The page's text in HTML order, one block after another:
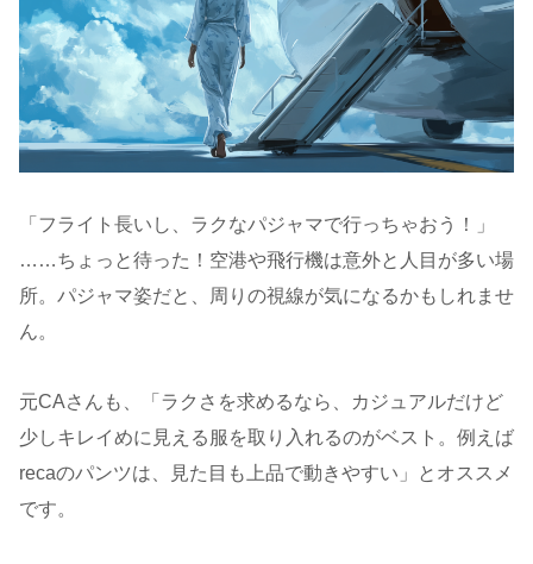
「フライト長いし、ラクなパジャマで行っちゃおう！」
……ちょっと待った！空港や飛行機は意外と人目が多い場
所。パジャマ姿だと、周りの視線が気になるかもしれませ
ん。
元CAさんも、「ラクさを求めるなら、カジュアルだけど
少しキレイめに見える服を取り入れるのがベスト。例えば
recaのパンツは、見た目も上品で動きやすい」とオススメ
です。